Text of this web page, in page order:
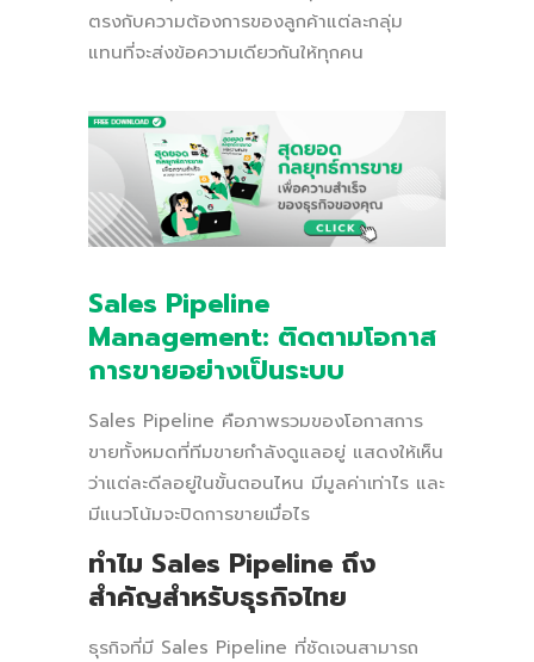
ตรงกับความต้องการของลูกค้าแต่ละกลุ่ม
แทนที่จะส่งข้อความเดียวกันให้ทุกคน
Sales Pipeline
Management: ติดตามโอกาส
การขายอย่างเป็นระบบ
Sales Pipeline คือภาพรวมของโอกาสการ
ขายทั้งหมดที่ทีมขายกำลังดูแลอยู่ แสดงให้เห็น
ว่าแต่ละดีลอยู่ในขั้นตอนไหน มีมูลค่าเท่าไร และ
มีแนวโน้มจะปิดการขายเมื่อไร
ทำไม Sales Pipeline ถึง
สำคัญสำหรับธุรกิจไทย
ธุรกิจที่มี Sales Pipeline ที่ชัดเจนสามารถ